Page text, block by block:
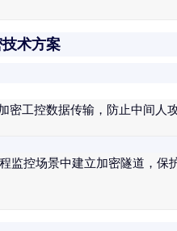
术方案
密工控数据传输，防止中间人攻
程监控场景中建立加密隧道，保